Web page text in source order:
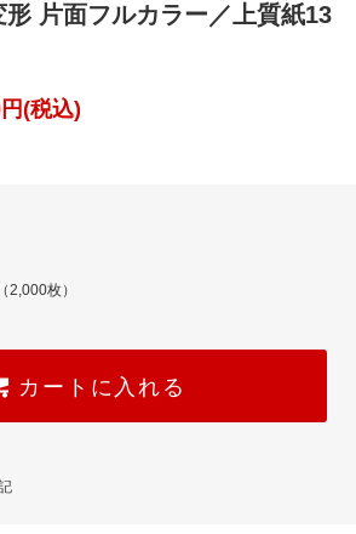
片面フルカラー／上質紙13
(税込)
2,000枚）
カートに入れる